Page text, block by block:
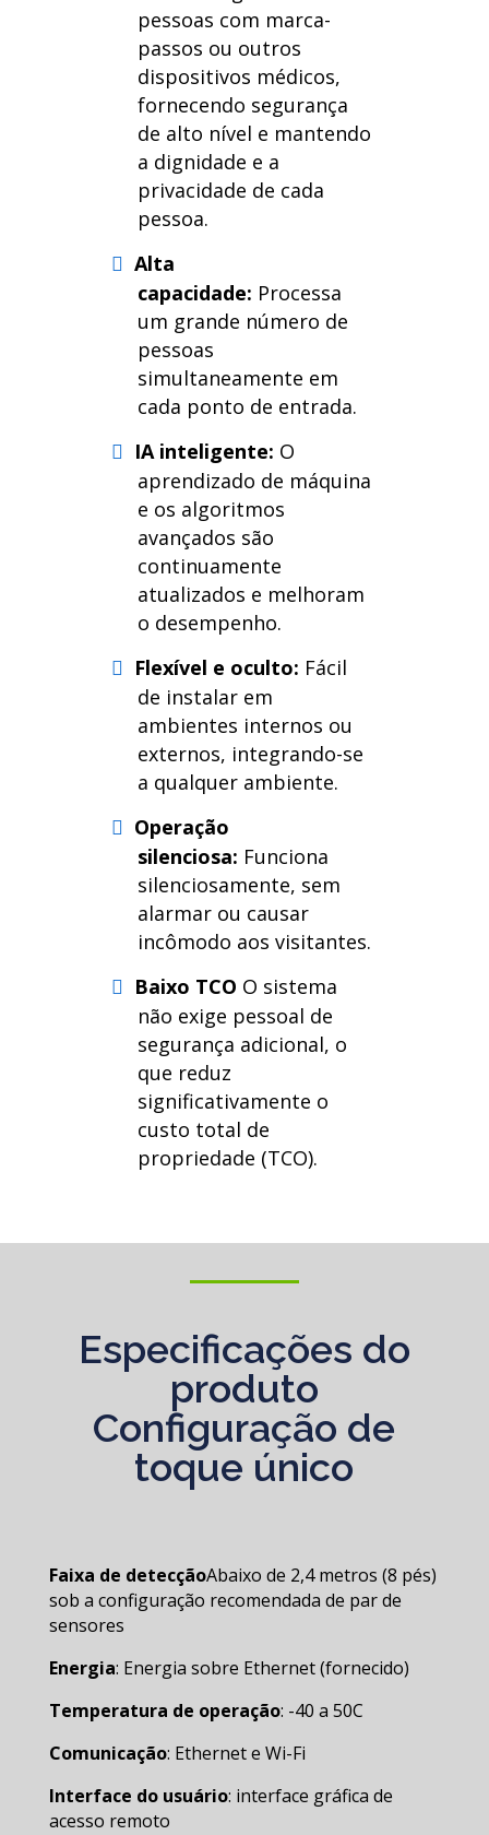
pessoas com marca-
passos ou outros
dispositivos médicos,
fornecendo segurança
de alto nível e mantendo
a dignidade e a
privacidade de cada
pessoa.
Alta
capacidade: Processa
um grande número de
pessoas
simultaneamente em
cada ponto de entrada.
IA inteligente: O
aprendizado de máquina
e os algoritmos
avançados são
continuamente
atualizados e melhoram
o desempenho.
Flexível e oculto: Fácil
de instalar em
ambientes internos ou
externos, integrando-se
a qualquer ambiente.
Operação
silenciosa: Funciona
silenciosamente, sem
alarmar ou causar
incômodo aos visitantes.
Baixo TCO O sistema
não exige pessoal de
segurança adicional, o
que reduz
significativamente o
custo total de
propriedade (TCO).
Especificações do
produto
Configuração de
toque único
Faixa de detecçãoAbaixo de 2,4 metros (8 pés)
sob a configuração recomendada de par de
sensores
Energia: Energia sobre Ethernet (fornecido)
Temperatura de operação: -40 a 50C
Comunicação: Ethernet e Wi-Fi
Interface do usuário: interface gráfica de
acesso remoto